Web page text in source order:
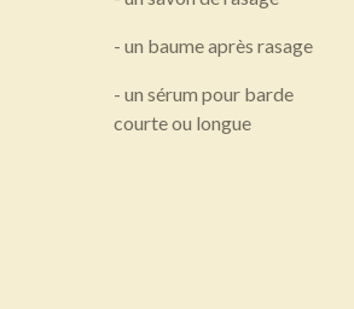
- un baume après rasage
- un sérum pour barde
courte ou longue